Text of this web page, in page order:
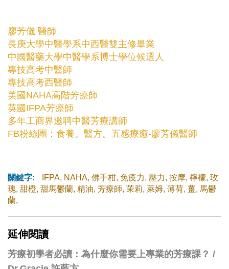
廖芳儀 醫師
長庚大學中醫學系中西醫雙主修畢業
中國醫藥大學中醫學系博士學位候選人
專技高考中醫師
專技高考西醫師
美國NAHA高階芳療師
英國IFPA芳療師
多年工商界邀聘中醫芳療講師
FB粉絲團： 食養。醫方。五感療癒-廖芳儀醫師
關鍵字: IFPA, NAHA, 佛手柑, 免疫力, 壓力, 按摩, 檸檬, 玫
瑰, 甜橙, 甜馬鬱蘭, 精油, 芳療師, 茉莉, 萊姆, 薄荷, 薑, 馬鬱
蘭,
延伸閱讀
芳療初學者必讀：為什麼你需要上專業的芳療課？ /